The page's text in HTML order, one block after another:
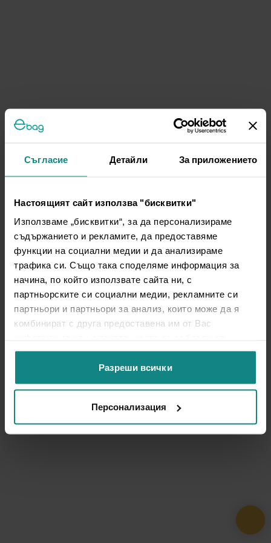
Съгласие Детайли За приложението
Настоящият сайт използва "бисквитки"
Използваме „бисквитки“, за да персонализираме
съдържанието и рекламите, да предоставяме
функции на социални медии и да анализираме
трафика си. Също така споделяме информация за
начина, по който използвате сайта ни, с
партньорските си социални медии, рекламните си
партньори и партньори за анализ, които може да я
комбинират с друга предоставена им от Вас
ползването от Ваша страна на услугите им.
Разреши всички
Персонализация